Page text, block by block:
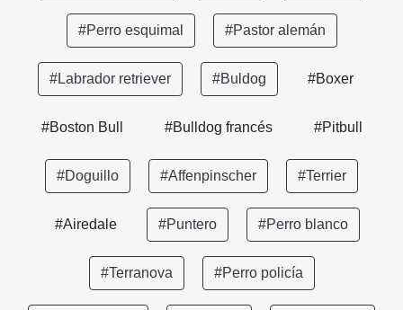
#Perro esquimal #Pastor alemán
#Labrador retriever #Buldog #Boxer
#Boston Bull #Bulldog francés #Pitbull
#Doguillo #Affenpinscher #Terrier
#Airedale #Puntero #Perro blanco
#Terranova #Perro policía